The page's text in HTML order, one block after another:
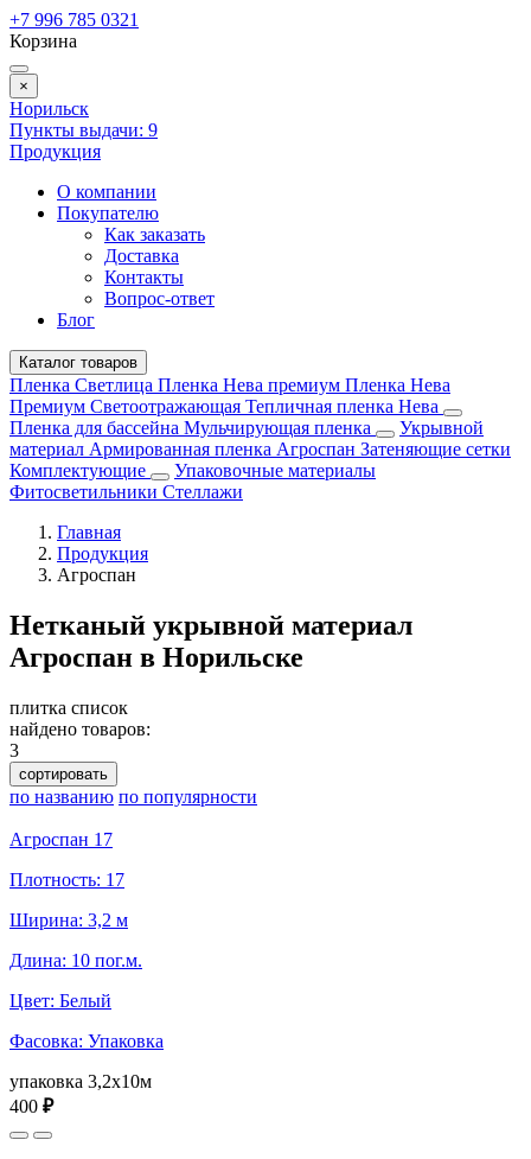
+7 996 785 0321
Корзина
×
Норильск
Пункты выдачи: 9
Продукция
О компании
Покупателю
Как заказать
Доставка
Контакты
Вопрос-ответ
Блог
Каталог товаров
Пленка Светлица Пленка Нева премиум Пленка Нева
Премиум Светоотражающая Тепличная пленка Нева
Пленка для бассейна Мульчирующая пленка
Укрывной
материал Армированная пленка Агроспан Затеняющие сетки
Комплектующие
Упаковочные материалы
Фитосветильники Стеллажи
Главная
Продукция
Агроспан
Нетканый укрывной материал
Агроспан в Норильске
плитка список
найдено товаров:
3
сортировать
по названию по популярности
Агроспан 17
Плотность: 17
Ширина: 3,2 м
Длина: 10 пог.м.
Цвет: Белый
Фасовка: Упаковка
упаковка 3,2x10м
400 ₽